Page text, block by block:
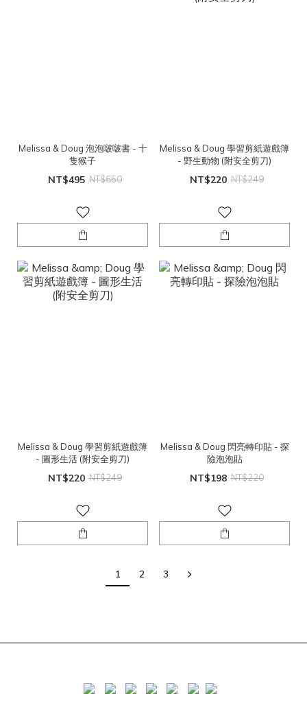
Melissa & Doug 泡泡啵啵書 - 十
隻猴子
NT$495 NT$650
Melissa & Doug 學習剪紙遊戲簿
- 野生動物 (附安全剪刀)
NT$220 NT$249
Melissa & Doug 學習剪紙遊戲簿
- 圖形生活 (附安全剪刀)
NT$220 NT$249
Melissa & Doug 閃亮轉印貼 - 探
險泡泡貼
NT$198 NT$220
1 2 3